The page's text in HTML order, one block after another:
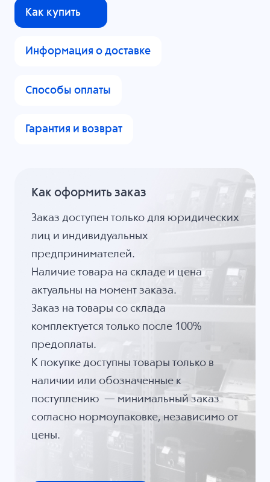
Как купить
Информация о доставке
Способы оплаты
Гарантия и возврат
Как оформить заказ
Заказ доступен только для юридических
лиц и индивидуальных
предпринимателей.
Наличие товара на складе и цена
актуальны на момент заказа.
Заказ на товары со склада
комплектуется только после 100%
предоплаты.
К покупке доступны товары только в
наличии или обозначенные к
поступлению — минимальный заказ
согласно нормоупаковке, независимо от
цены.